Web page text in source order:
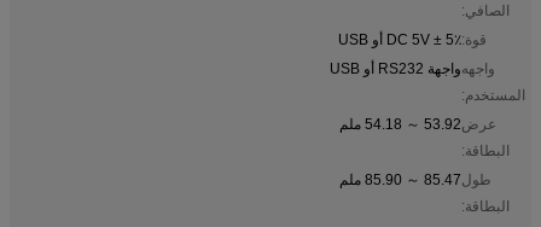
الصافي:
قوة:DC 5V ± 5٪ أو USB
واجهه
المستخدم:
واجهة RS232 أو USB
عرض
البطاقة:
53.92 ～ 54.18 ملم
طول
البطاقة:
85.47 ～ 85.90 ملم